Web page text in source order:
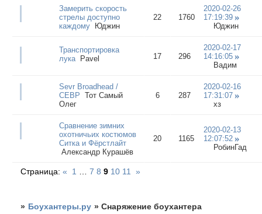
Замерить скорость
стрелы доступно
каждому
Юджин
22 1760
2020-02-26
17:19:39
Юджин
Транспортировка
лука
Pavel 17 296
2020-02-17
14:16:05
Вадим
Sevr Broadhead /
СЕВР Тот Самый
Олег
6 287
2020-02-16
17:31:07
хз
Сравнение зимних
охотничьих костюмов
Ситка и Фёрстлайт
Александр Курашёв
20 1165
2020-02-13
12:07:52
РобинГад
Страница:« 1 7 8 9 10 11 »
» Боухантеры.ру »Снаряжение боухантера